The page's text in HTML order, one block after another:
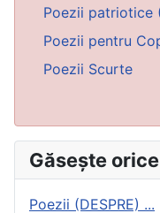
Poezii patriotice
Poezii pentru
Poezii Scurte
Găsește
Poezii (DESPRE) ...